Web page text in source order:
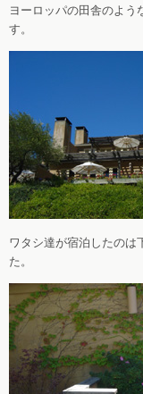
ヨーロッパの田舎のよう
す。
ワタシ達が宿泊したのは
た。